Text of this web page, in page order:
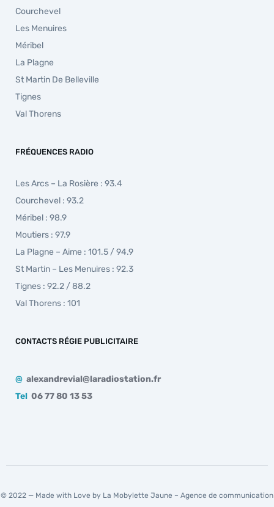
Courchevel
Les Menuires
Méribel
La Plagne
St Martin De Belleville
Tignes
Val Thorens
FRÉQUENCES RADIO
Les Arcs – La Rosière : 93.4
Courchevel : 93.2
Méribel : 98.9
Moutiers : 97.9
La Plagne – Aime : 101.5 / 94.9
St Martin – Les Menuires : 92.3
Tignes : 92.2 / 88.2
Val Thorens : 101
CONTACTS RÉGIE PUBLICITAIRE
@ alexandrevial@laradiostation.fr
Tel 06 77 80 13 53
© 2022 — Made with Love by La Mobylette Jaune – Agence de communication